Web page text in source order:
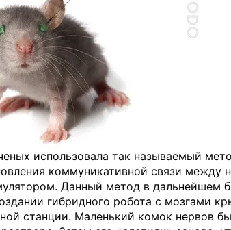
использовала так называемый
коммуникативной связи между
Данный метод в дальнейшем
гибридного робота с мозгами
станции. Маленький комок нервов